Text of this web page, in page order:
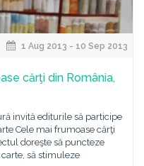
1 Aug 2013 - 10 Sep 2013
cărţi din România,
invită editurile să participe
Cele mai frumoase cărţi
doreşte să puncteze
să stimuleze